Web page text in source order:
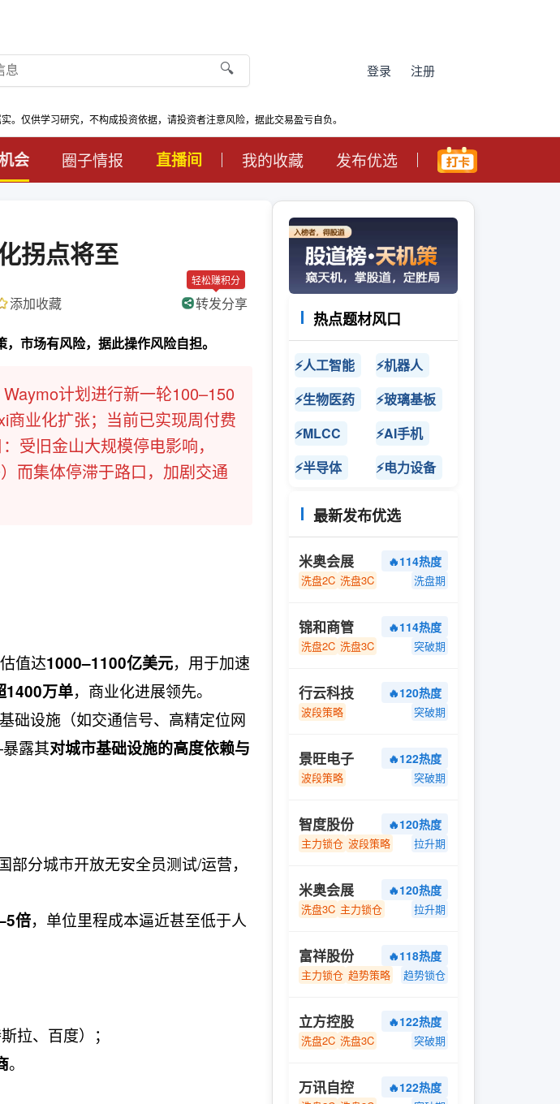
🔍 登录 注册
仅供学习研究，不构成投资依据，请投资者注意风险，据此交易盈亏自负。
会 圈子情报 直播间 我的收藏 发布优选
拐点将至
添加收藏
轻松赚积分
转发分享
市场有风险，据此操作风险自担。
计划进行新一轮100–150
业化扩张；当前已实现周付费
受旧金山大规模停电影响，
而集体停滞于路口，加剧交通
值达1000–1100亿美元，用于加速
1400万单，商业化进展领先。
础设施（如交通信号、高精定位网
露其对城市基础设施的高度依赖与
分城市开放无安全员测试/运营，
倍，单位里程成本逼近甚至低于人
拉、百度）；
。
热点题材风口
⚡人工智能
⚡机器人
⚡生物医药
⚡玻璃基板
⚡MLCC
⚡AI手机
⚡半导体
⚡电力设备
最新发布优选
米奥会展 🔥114热度
洗盘2C 洗盘3C 洗盘期
锦和商管 🔥114热度
洗盘2C 洗盘3C 突破期
行云科技 🔥120热度
波段策略 突破期
景旺电子 🔥122热度
波段策略 突破期
智度股份 🔥120热度
主力锁仓 波段策略 拉升期
米奥会展 🔥120热度
洗盘3C 主力锁仓 拉升期
富祥股份 🔥118热度
主力锁仓 趋势策略 趋势锁仓
立方控股 🔥122热度
洗盘2C 洗盘3C 突破期
万讯自控 🔥122热度